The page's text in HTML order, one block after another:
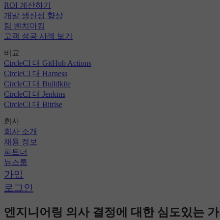
ROI 계산하기
개발 생산성 향상
팀 벤치마킹
고객 성공 사례 보기
비교
CircleCI 대 GitHub Actions
CircleCI 대 Harness
CircleCI 대 Buildkite
CircleCI 대 Jenkins
CircleCI 대 Bitrise
회사
회사 소개
채용 정보
파트너
뉴스룸
가입
로그인
엔지니어링 의사 결정에 대한 심도있는